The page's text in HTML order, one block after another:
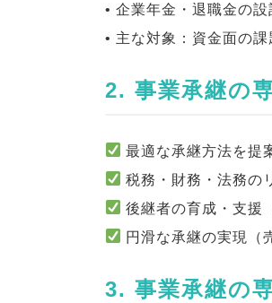
• 企業年金・退職金の設
• 主な対象：資金面の
2. 事業承継の
最適な承継方法を提
税務・財務・法務の
後継者の育成・支援
円滑な承継の実現（
3. 事業承継の